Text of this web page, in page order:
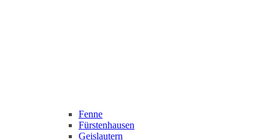
Fenne
Fürstenhausen
Geislautern